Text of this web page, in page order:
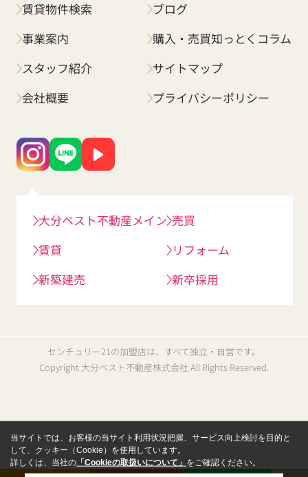
賃貸物件検索
事業案内
スタッフ紹介
会社概要
ブログ
購入・売買知っとくコラム
サイトマップ
プライバシーポリシー
大分ベスト不動産メイン
賃貸
新築建売
売買
リフォーム
新卒採用
センチュリー21の加盟店は、すべて独立・自営です。
Copyright 大分ベスト不動産株式会社 All Rights Reserved.
当サイトでは、お客様の当サイト利用状況把握、サービス向上検討を目的と
して、クッキー（Cookie）を使用しています。
詳しくは、当社の 「Cookieの取扱いについて」 をご確認ください。